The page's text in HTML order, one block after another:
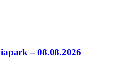
– 08.08.2026